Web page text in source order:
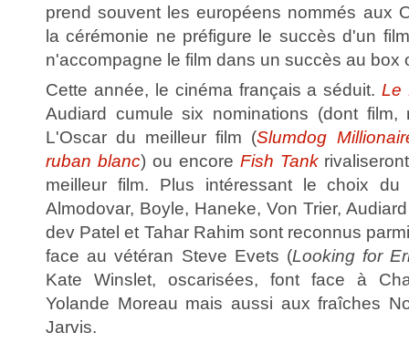
prend souvent les européens nommés aux
la cérémonie ne préfigure le succès d'un
n'accompagne le film dans un succès au box
Cette année, le cinéma français a séduit.Le
Audiard cumule six nominations (dont film,
L'Oscar du meilleur film (Slumdog
ruban blanc) ou encore Fish Tank
meilleur film. Plus intéressant le choix du
Almodovar, Boyle, Haneke, Von Trier,
dev Patel et Tahar Rahim sont reconnus
face au vétéran Steve Evets (Looking for
Kate Winslet, oscarisées, font face à
Yolande Moreau mais aussi aux fraîches
Jarvis.